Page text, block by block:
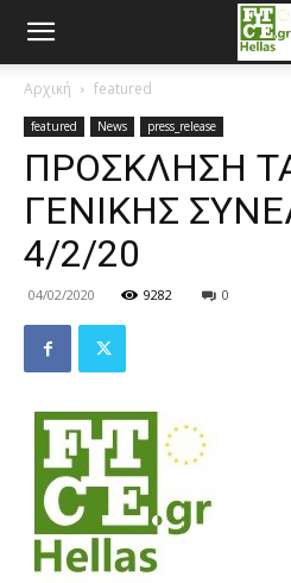
Αρχική featured
featured News press_release
ΠΡΟΣΚΛΗΣΗ
ΓΕΝΙΚΗΣ
4/2/20
04/02/2020 9282 0